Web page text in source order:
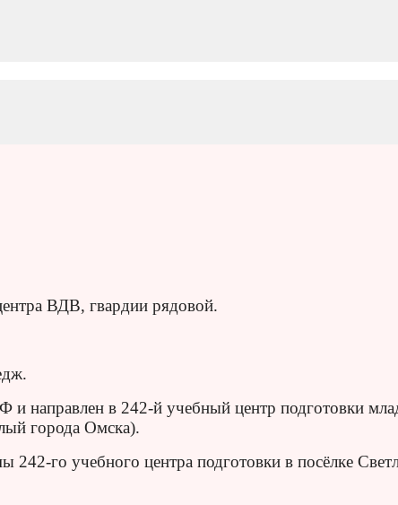
ВДВ, гвардии рядовой.
направлен в 242-й учебный центр подготовки
города Омска).
го учебного центра подготовки в посёлке